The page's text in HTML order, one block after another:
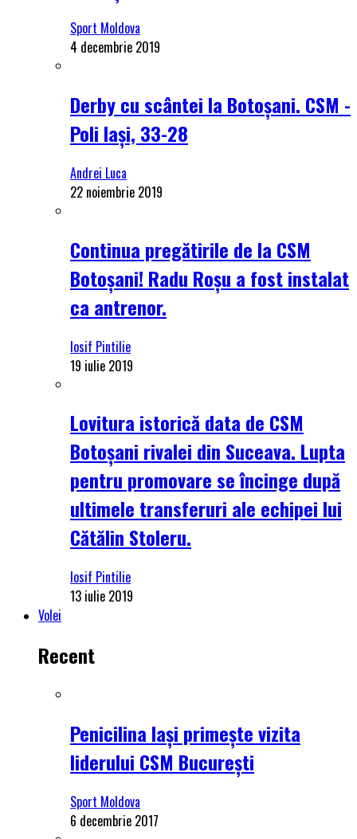
Sport Moldova
4 decembrie 2019
Derby cu scântei la Botoșani. CSM -
Poli Iași, 33-28
Andrei Luca
22 noiembrie 2019
Continua pregătirile de la CSM
Botoșani! Radu Roșu a fost instalat
ca antrenor.
Iosif Pintilie
19 iulie 2019
Lovitura istorică data de CSM
Botoșani rivalei din Suceava. Lupta
pentru promovare se încinge după
ultimele transferuri ale echipei lui
Cătălin Stoleru.
Iosif Pintilie
13 iulie 2019
Volei
Recent
Penicilina Iași primește vizita
liderului CSM București
Sport Moldova
6 decembrie 2017